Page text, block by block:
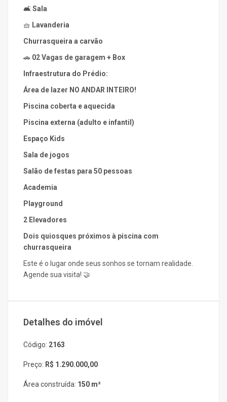
🛋️ Sala
🧺 Lavanderia
Churrasqueira a carvão
🚗 02 Vagas de garagem + Box
Infraestrutura do Prédio:
Área de lazer NO ANDAR INTEIRO!
Piscina coberta e aquecida
Piscina externa (adulto e infantil)
Espaço Kids
Sala de jogos
Salão de festas para 50 pessoas
Academia
Playground
2 Elevadores
Dois quiosques próximos à piscina com
churrasqueira
Este é o lugar onde seus sonhos se tornam realidade.
Agende sua visita! 🤝
Detalhes do imóvel
Código: 2163
Preço: R$ 1.290.000,00
Área construída: 150 m²